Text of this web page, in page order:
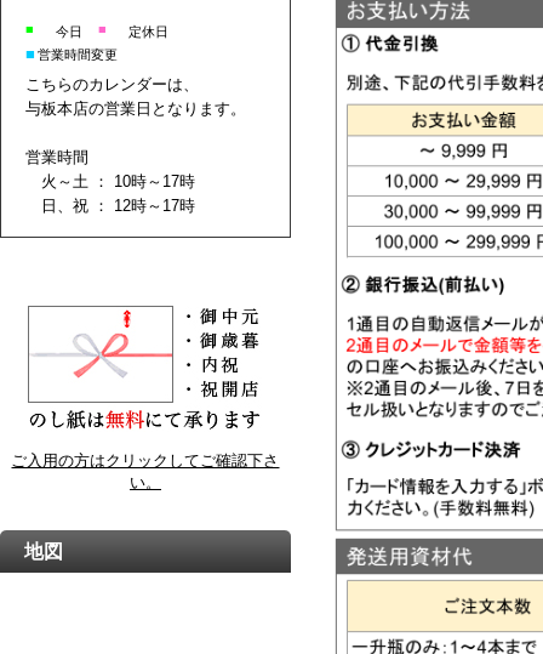
■ 今日 ■ 定休日
■ 営業時間変更
こちらのカレンダーは、
与板本店の営業日となります。
営業時間
火～土 ： 10時～17時
日、祝 ： 12時～17時
ご入用の方はクリックしてご確認下さ
い。
地図